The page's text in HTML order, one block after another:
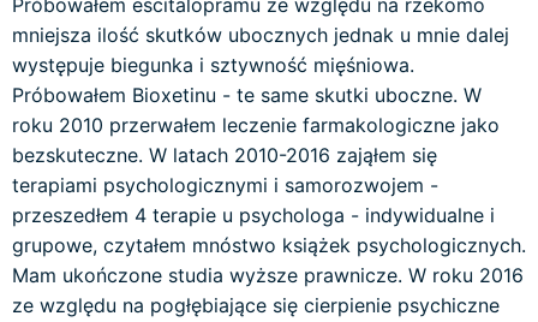
Próbowałem escitalopramu ze względu na rzekomo
mniejsza ilość skutków ubocznych jednak u mnie dalej
występuje biegunka i sztywność mięśniowa.
Próbowałem Bioxetinu - te same skutki uboczne. W
roku 2010 przerwałem leczenie farmakologiczne jako
bezskuteczne. W latach 2010-2016 zająłem się
terapiami psychologicznymi i samorozwojem -
przeszedłem 4 terapie u psychologa - indywidualne i
grupowe, czytałem mnóstwo książek psychologicznych.
Mam ukończone studia wyższe prawnicze. W roku 2016
ze względu na pogłębiające się cierpienie psychiczne